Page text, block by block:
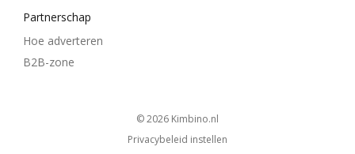
Partnerschap
Hoe adverteren
B2B-zone
© 2026
kimbino.nl
Privacybeleid instellen